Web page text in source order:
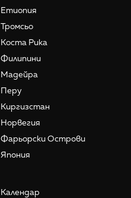
Етиопия
Тромсьо
Коста Рика
Филипини
Мадейра
Перу
Киргизстан
Норвегия
Фарьорски Острови
Япония
Календар